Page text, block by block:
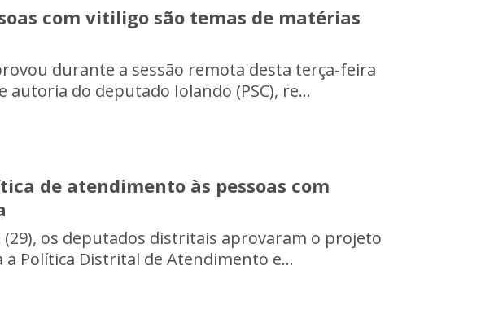
com vitiligo são temas de matérias
durante a sessão remota desta terça-feira
autoria do deputado Iolando (PSC), re...
de atendimento às pessoas com
os deputados distritais aprovaram o projeto
Política Distrital de Atendimento e...